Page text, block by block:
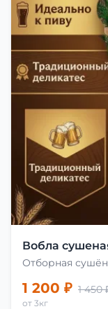
Вобла
Отборная
1 200 ₽ 1 450
от 3кг